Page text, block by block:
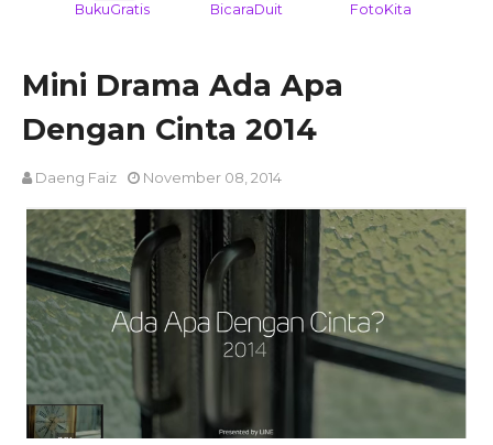
BukuGratis BicaraDuit FotoKita
Mini Drama Ada Apa
Dengan Cinta 2014
Daeng Faiz November 08, 2014